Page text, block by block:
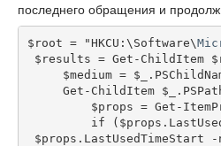
последнего обращения и
$root = "HKCU:\Software\
$results = Get-ChildItem
$medium =
Get-ChildItem
$props = Get-
if
$props.LastUsedTimeStart